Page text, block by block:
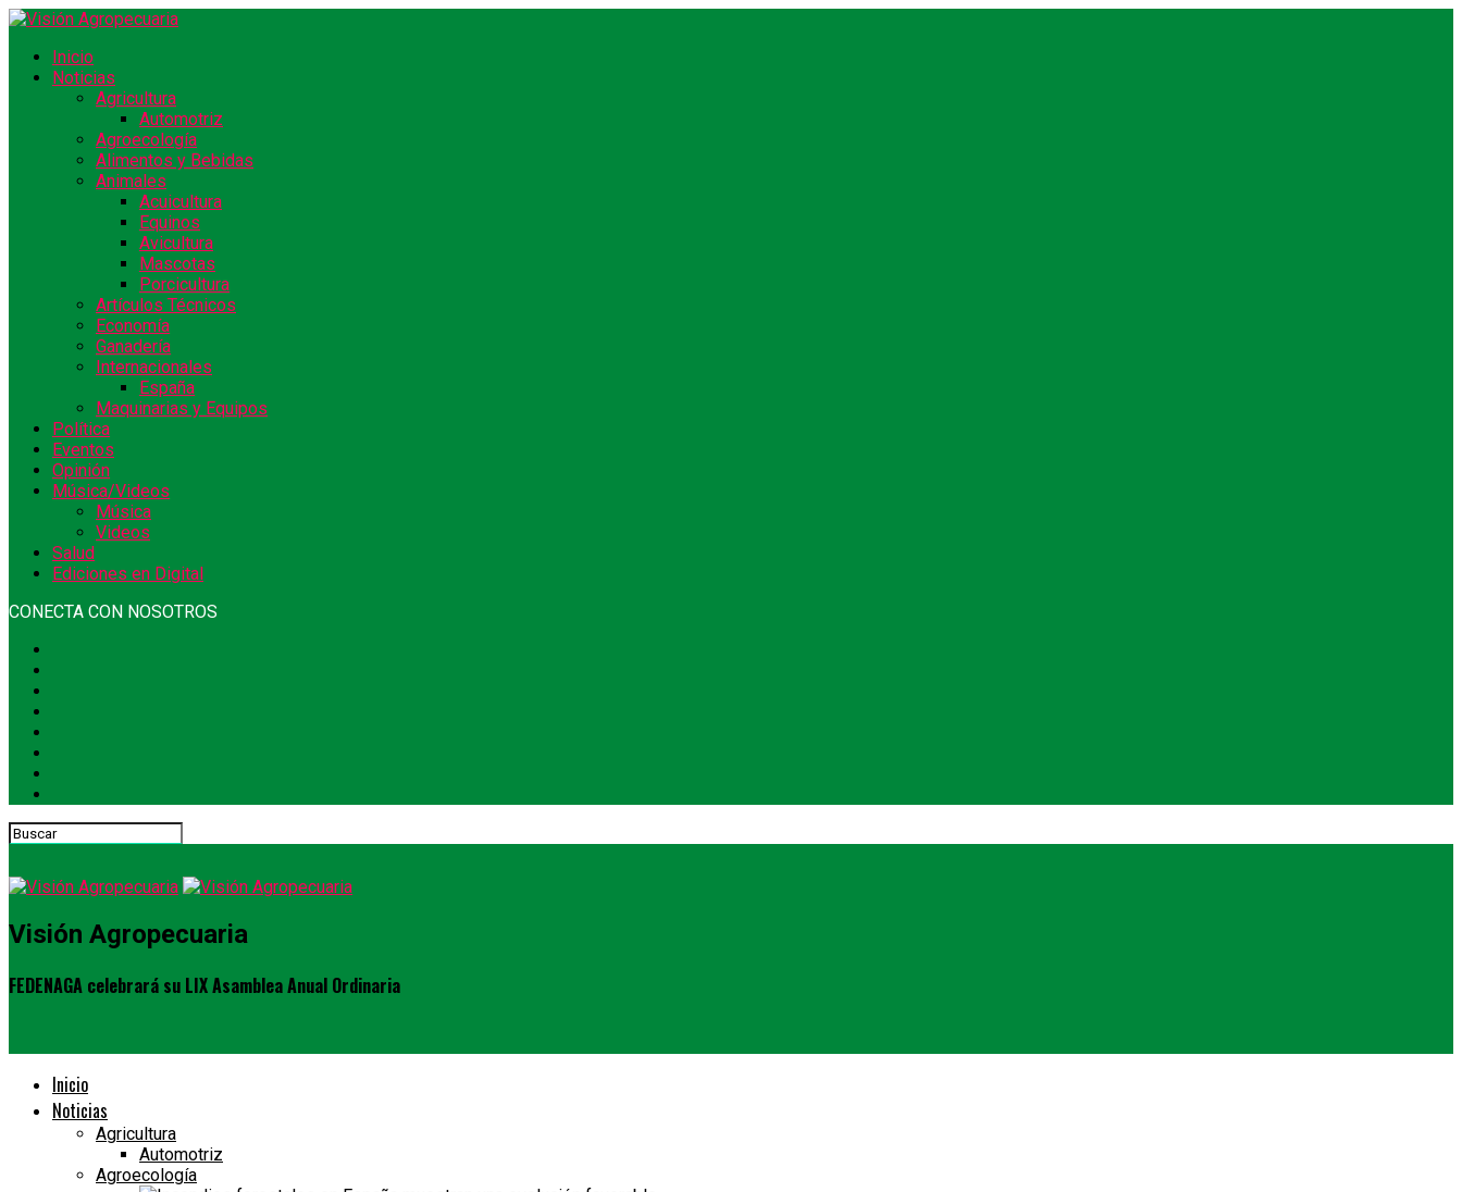
Inicio
Noticias
Agricultura
Automotriz
Agroecología
Alimentos y Bebidas
Animales
Acuicultura
Equinos
Avicultura
Mascotas
Porcicultura
Artículos Técnicos
Economía
Ganadería
Internacionales
España
Maquinarias y Equipos
Política
Eventos
Opinión
Música/Videos
Música
Videos
Salud
Ediciones en Digital
CONECTA CON NOSOTROS
Visión Agropecuaria
FEDENAGA celebrará su LIX Asamblea Anual Ordinaria
Inicio
Noticias
Agricultura
Automotriz
Agroecología